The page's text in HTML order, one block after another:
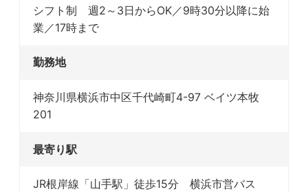
シフト制 週2～3日からOK／9時30分以降に始
業／17時まで
勤務地
神奈川県横浜市中区千代崎町4-97 ベイツ本牧
201
最寄り駅
JR根岸線「山手駅」徒歩15分 横浜市営バス